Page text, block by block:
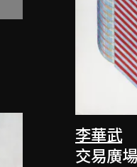
李華武
交易廣場